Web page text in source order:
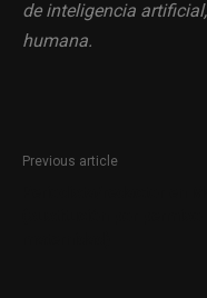
de inteligencia
humana.
Previous article